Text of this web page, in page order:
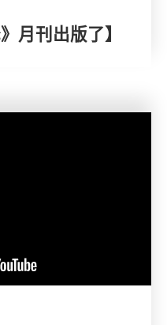
月刊出版了】